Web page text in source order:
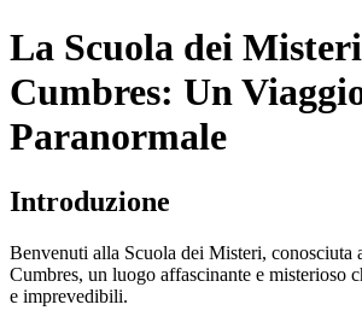
La Scuola dei
Cumbres: Un
Paranormale
Introduzione
Benvenuti alla Scuola dei Misteri, conosciuta
Cumbres, un luogo affascinante e misterioso
e imprevedibili.